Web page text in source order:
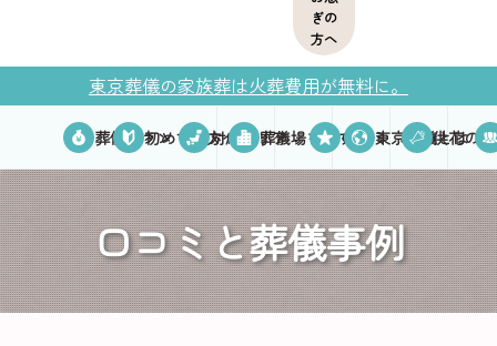
ぎの
方へ
東京葬儀の家族葬は火葬費用が無料に。
葬儀プラン初めての方へ対応エリア葬儀場を探す口コミ東京葬儀とは
供花の
口コミと葬儀事例